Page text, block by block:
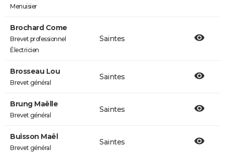
Menuisier
Brochard Come
Brevet professionnel
Électricien
Saintes
Brosseau Lou
Brevet général
Saintes
Brung Maëlle
Brevet général
Saintes
Buisson Maël
Brevet général
Saintes